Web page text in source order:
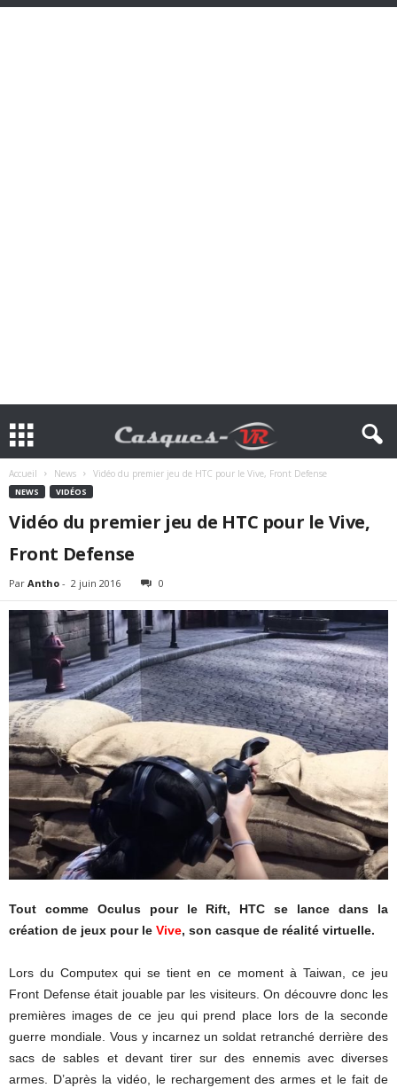
Accueil News Vidéo du premier jeu de HTC pour le Vive, Front Defense
NEWS VIDÉOS
Vidéo du premier jeu de HTC pour le Vive,
Front Defense
Par Antho - 2 juin 2016 0
Tout comme Oculus pour le Rift, HTC se lance dans la
création de jeux pour le Vive, son casque de réalité virtuelle.
Lors du Computex qui se tient en ce moment à Taiwan, ce jeu
Front Defense était jouable par les visiteurs. On découvre donc les
premières images de ce jeu qui prend place lors de la seconde
guerre mondiale. Vous y incarnez un soldat retranché derrière des
sacs de sables et devant tirer sur des ennemis avec diverses
armes. D’après la vidéo, le rechargement des armes et le fait de